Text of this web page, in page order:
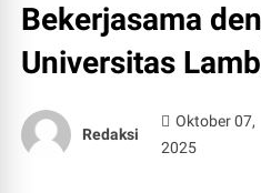
Bekerjasama
Universitas
Redaksi
Oktober 07,
2025